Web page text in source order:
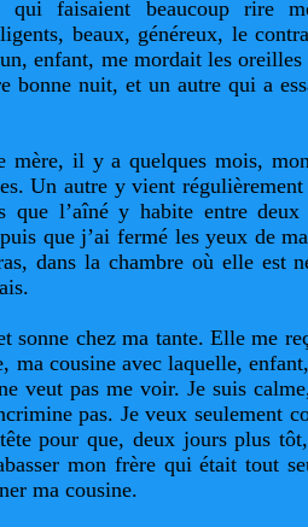
faisaient beaucoup rire
beaux, généreux, le
enfant, me mordait les oreilles
bonne nuit, et un autre qui a
mère, il y a quelques mois,
Un autre y vient
que l’aîné y habite entre
que j’ai fermé les yeux de
dans la chambre où elle est
sonne chez ma tante. Elle me
cousine avec laquelle,
veut pas me voir. Je suis
pas. Je veux seulement
pour que, deux jours plus
mon frère qui était tout
ma cousine.